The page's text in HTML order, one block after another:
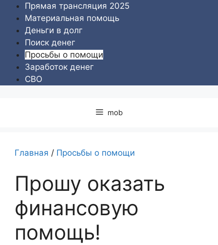
Перейти
содержимому
Прямая трансляция 2025
Материальная помощь
Деньги в долг
Поиск денег
Просьбы о помощи
Заработок денег
СВО
mob
Главная / Просьбы о помощи
Прошу оказать
финансовую
помощь!